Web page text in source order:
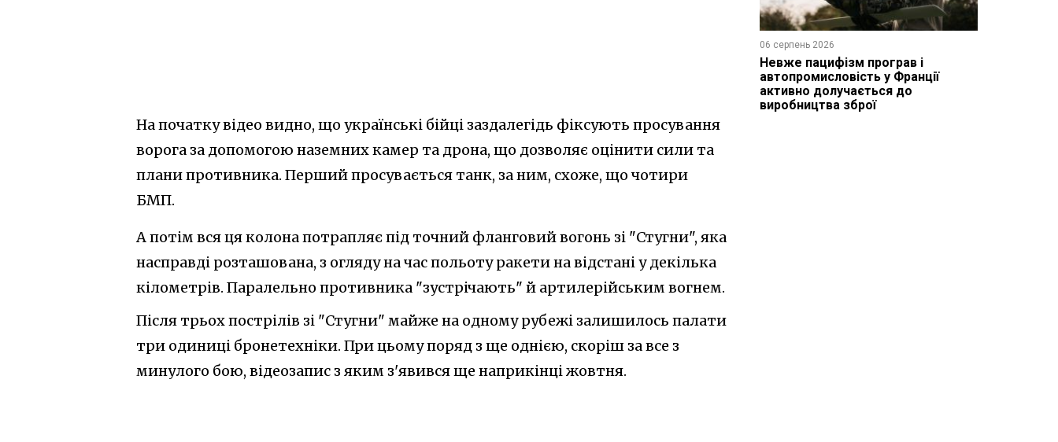
На початку відео видно, що українські бійці заздалегідь фіксують просування
ворога за допомогою наземних камер та дрона, що дозволяє оцінити сили та
плани противника. Перший просувається танк, за ним, схоже, що чотири
БМП.
А потім вся ця колона потрапляє під точний фланговий вогонь зі "Стугни", яка
насправді розташована, з огляду на час польоту ракети на відстані у декілька
кілометрів. Паралельно противника "зустрічають" й артилерійським вогнем.
Після трьох пострілів зі "Стугни" майже на одному рубежі залишилось палати
три одиниці бронетехніки. При цьому поряд з ще однією, скоріш за все з
минулого бою, відеозапис з яким з'явився ще наприкінці жовтня.
06 серпень 2026
Невже пацифізм програв і
автопромисловість у Франції
активно долучається до
виробництва зброї